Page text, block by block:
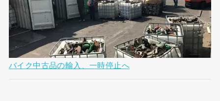
バイク中古品の輸入、一時停止へ